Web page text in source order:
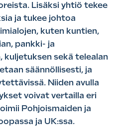
Lisäksi yhtiö tekee
ja tukee johtoa
kuten kuntien,
pankki- ja
kuljetuksen sekä telealan
säännöllisesti, ja
Niiden avulla
voivat vertailla eri
Pohjoismaiden ja
ja UK:ssa.